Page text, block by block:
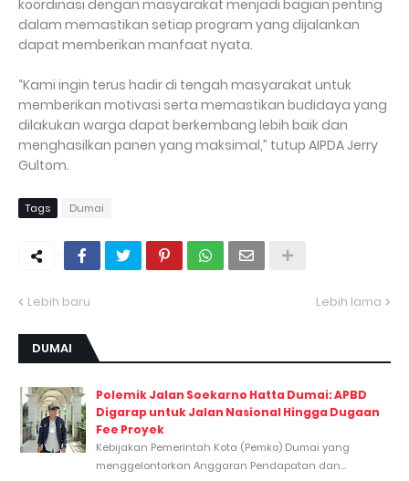
koordinasi dengan masyarakat menjadi bagian penting
dalam memastikan setiap program yang dijalankan
dapat memberikan manfaat nyata.
“Kami ingin terus hadir di tengah masyarakat untuk
memberikan motivasi serta memastikan budidaya yang
dilakukan warga dapat berkembang lebih baik dan
menghasilkan panen yang maksimal,” tutup AIPDA Jerry
Gultom.
Tags Dumai
Lebih baru Lebih lama
DUMAI
Polemik Jalan Soekarno Hatta Dumai: APBD
Digarap untuk Jalan Nasional Hingga Dugaan
Fee Proyek
Kebijakan Pemerintah Kota (Pemko) Dumai yang
menggelontorkan Anggaran Pendapatan dan...